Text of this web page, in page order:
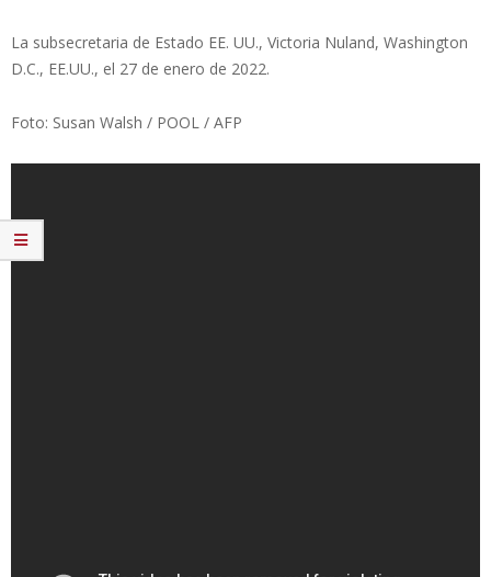
La subsecretaria de Estado EE. UU., Victoria Nuland, Washington
D.C., EE.UU., el 27 de enero de 2022.
Foto: Susan Walsh / POOL / AFP